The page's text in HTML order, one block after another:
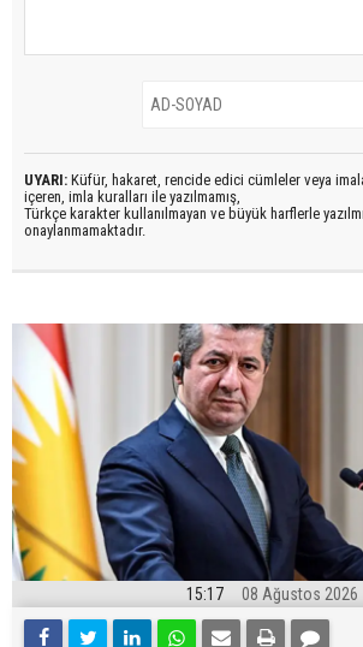
UYARI: Küfür, hakaret, rencide edici cümleler veya
içeren, imla kuralları ile yazılmamış,
Türkçe karakter kullanılmayan ve büyük harflerle
onaylanmamaktadır.
15:17 08 Ağustos 2026